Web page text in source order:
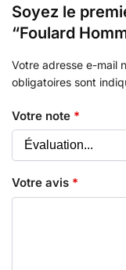
Soyez le
“Foulard
Votre adresse e-mail
obligatoires sont
Votre note *
Votre avis *